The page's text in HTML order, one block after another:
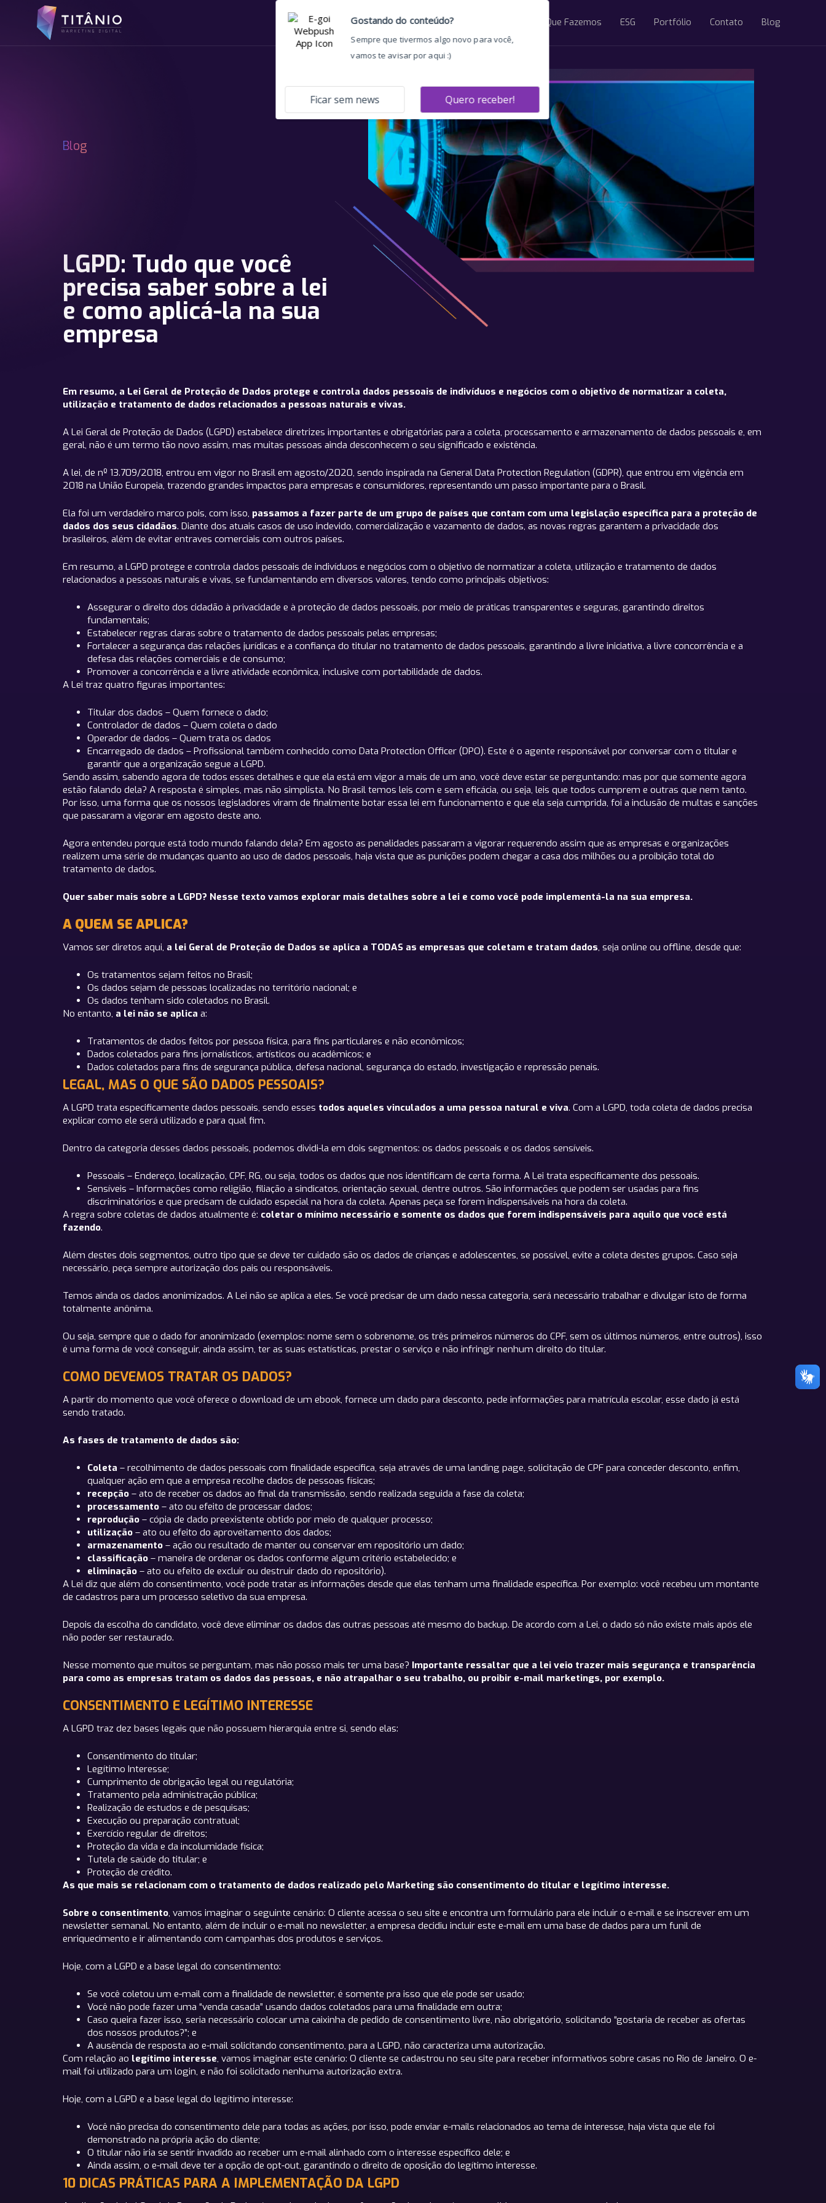
Home O Que Fazemos ESG Portfólio Contato Blog
Blog
LGPD: Tudo que você
precisa saber sobre a lei
e como aplicá-la na sua
empresa
Em resumo, a Lei Geral de Proteção de Dados protege e controla dados pessoais de indivíduos e negócios com o objetivo de normatizar a coleta,
utilização e tratamento de dados relacionados a pessoas naturais e vivas.
A Lei Geral de Proteção de Dados (LGPD) estabelece diretrizes importantes e obrigatórias para a coleta, processamento e armazenamento de dados pessoais e, em
geral, não é um termo tão novo assim, mas muitas pessoas ainda desconhecem o seu significado e existência.
A lei, de nº 13.709/2018, entrou em vigor no Brasil em agosto/2020, sendo inspirada na General Data Protection Regulation (GDPR), que entrou em vigência em
2018 na União Europeia, trazendo grandes impactos para empresas e consumidores, representando um passo importante para o Brasil.
Ela foi um verdadeiro marco pois, com isso, passamos a fazer parte de um grupo de países que contam com uma legislação específica para a proteção de
dados dos seus cidadãos. Diante dos atuais casos de uso indevido, comercialização e vazamento de dados, as novas regras garantem a privacidade dos
brasileiros, além de evitar entraves comerciais com outros países.
Em resumo, a LGPD protege e controla dados pessoais de indivíduos e negócios com o objetivo de normatizar a coleta, utilização e tratamento de dados
relacionados a pessoas naturais e vivas, se fundamentando em diversos valores, tendo como principais objetivos:
Assegurar o direito dos cidadão à privacidade e à proteção de dados pessoais, por meio de práticas transparentes e seguras, garantindo direitos
fundamentais;
Estabelecer regras claras sobre o tratamento de dados pessoais pelas empresas;
Fortalecer a segurança das relações jurídicas e a confiança do titular no tratamento de dados pessoais, garantindo a livre iniciativa, a livre concorrência e a
defesa das relações comerciais e de consumo;
Promover a concorrência e a livre atividade econômica, inclusive com portabilidade de dados.
A Lei traz quatro figuras importantes:
Titular dos dados – Quem fornece o dado;
Controlador de dados – Quem coleta o dado
Operador de dados – Quem trata os dados
Encarregado de dados – Profissional também conhecido como Data Protection Officer (DPO). Este é o agente responsável por conversar com o titular e
garantir que a organização segue a LGPD.
Sendo assim, sabendo agora de todos esses detalhes e que ela está em vigor a mais de um ano, você deve estar se perguntando: mas por que somente agora
estão falando dela? A resposta é simples, mas não simplista. No Brasil temos leis com e sem eficácia, ou seja, leis que todos cumprem e outras que nem tanto.
Por isso, uma forma que os nossos legisladores viram de finalmente botar essa lei em funcionamento e que ela seja cumprida, foi a inclusão de multas e sanções
que passaram a vigorar em agosto deste ano.
Agora entendeu porque está todo mundo falando dela? Em agosto as penalidades passaram a vigorar requerendo assim que as empresas e organizações
realizem uma série de mudanças quanto ao uso de dados pessoais, haja vista que as punições podem chegar a casa dos milhões ou a proibição total do
tratamento de dados.
Quer saber mais sobre a LGPD? Nesse texto vamos explorar mais detalhes sobre a lei e como você pode implementá-la na sua empresa.
A QUEM SE APLICA?
Vamos ser diretos aqui, a lei Geral de Proteção de Dados se aplica a TODAS as empresas que coletam e tratam dados, seja online ou offline, desde que:
Os tratamentos sejam feitos no Brasil;
Os dados sejam de pessoas localizadas no território nacional; e
Os dados tenham sido coletados no Brasil.
No entanto, a lei não se aplica a:
Tratamentos de dados feitos por pessoa física, para fins particulares e não econômicos;
Dados coletados para fins jornalísticos, artísticos ou acadêmicos; e
Dados coletados para fins de segurança pública, defesa nacional, segurança do estado, investigação e repressão penais.
LEGAL, MAS O QUE SÃO DADOS PESSOAIS?
A LGPD trata especificamente dados pessoais, sendo esses todos aqueles vinculados a uma pessoa natural e viva. Com a LGPD, toda coleta de dados precisa
explicar como ele será utilizado e para qual fim.
Dentro da categoria desses dados pessoais, podemos dividi-la em dois segmentos: os dados pessoais e os dados sensíveis.
Pessoais – Endereço, localização, CPF, RG, ou seja, todos os dados que nos identificam de certa forma. A Lei trata especificamente dos pessoais.
Sensíveis – Informações como religião, filiação a sindicatos, orientação sexual, dentre outros. São informações que podem ser usadas para fins
discriminatórios e que precisam de cuidado especial na hora da coleta. Apenas peça se forem indispensáveis na hora da coleta.
A regra sobre coletas de dados atualmente é: coletar o mínimo necessário e somente os dados que forem indispensáveis para aquilo que você está
fazendo.
Além destes dois segmentos, outro tipo que se deve ter cuidado são os dados de crianças e adolescentes, se possível, evite a coleta destes grupos. Caso seja
necessário, peça sempre autorização dos pais ou responsáveis.
Temos ainda os dados anonimizados. A Lei não se aplica a eles. Se você precisar de um dado nessa categoria, será necessário trabalhar e divulgar isto de forma
totalmente anônima.
Ou seja, sempre que o dado for anonimizado (exemplos: nome sem o sobrenome, os três primeiros números do CPF, sem os últimos números, entre outros), isso
é uma forma de você conseguir, ainda assim, ter as suas estatísticas, prestar o serviço e não infringir nenhum direito do titular.
COMO DEVEMOS TRATAR OS DADOS?
A partir do momento que você oferece o download de um ebook, fornece um dado para desconto, pede informações para matrícula escolar, esse dado já está
sendo tratado.
As fases de tratamento de dados são:
Coleta – recolhimento de dados pessoais com finalidade específica, seja através de uma landing page, solicitação de CPF para conceder desconto, enfim,
qualquer ação em que a empresa recolhe dados de pessoas físicas;
recepção – ato de receber os dados ao final da transmissão, sendo realizada seguida a fase da coleta;
processamento – ato ou efeito de processar dados;
reprodução – cópia de dado preexistente obtido por meio de qualquer processo;
utilização – ato ou efeito do aproveitamento dos dados;
armazenamento – ação ou resultado de manter ou conservar em repositório um dado;
classificação – maneira de ordenar os dados conforme algum critério estabelecido; e
eliminação – ato ou efeito de excluir ou destruir dado do repositório).
A Lei diz que além do consentimento, você pode tratar as informações desde que elas tenham uma finalidade específica. Por exemplo: você recebeu um montante
de cadastros para um processo seletivo da sua empresa.
Depois da escolha do candidato, você deve eliminar os dados das outras pessoas até mesmo do backup. De acordo com a Lei, o dado só não existe mais após ele
não poder ser restaurado.
Nesse momento que muitos se perguntam, mas não posso mais ter uma base? Importante ressaltar que a lei veio trazer mais segurança e transparência
para como as empresas tratam os dados das pessoas, e não atrapalhar o seu trabalho, ou proibir e-mail marketings, por exemplo.
CONSENTIMENTO E LEGÍTIMO INTERESSE
A LGPD traz dez bases legais que não possuem hierarquia entre si, sendo elas:
Consentimento do titular;
Legítimo Interesse;
Cumprimento de obrigação legal ou regulatória;
Tratamento pela administração pública;
Realização de estudos e de pesquisas;
Execução ou preparação contratual;
Exercício regular de direitos;
Proteção da vida e da incolumidade física;
Tutela de saúde do titular; e
Proteção de crédito.
As que mais se relacionam com o tratamento de dados realizado pelo Marketing são consentimento do titular e legítimo interesse.
Sobre o consentimento, vamos imaginar o seguinte cenário: O cliente acessa o seu site e encontra um formulário para ele incluir o e-mail e se inscrever em um
newsletter semanal. No entanto, além de incluir o e-mail no newsletter, a empresa decidiu incluir este e-mail em uma base de dados para um funil de
enriquecimento e ir alimentando com campanhas dos produtos e serviços.
Hoje, com a LGPD e a base legal do consentimento:
Se você coletou um e-mail com a finalidade de newsletter, é somente pra isso que ele pode ser usado;
Você não pode fazer uma “venda casada” usando dados coletados para uma finalidade em outra;
Caso queira fazer isso, seria necessário colocar uma caixinha de pedido de consentimento livre, não obrigatório, solicitando “gostaria de receber as ofertas
dos nossos produtos?”; e
A ausência de resposta ao e-mail solicitando consentimento, para a LGPD, não caracteriza uma autorização.
Com relação ao legítimo interesse, vamos imaginar este cenário: O cliente se cadastrou no seu site para receber informativos sobre casas no Rio de Janeiro. O e-
mail foi utilizado para um login, e não foi solicitado nenhuma autorização extra.
Hoje, com a LGPD e a base legal do legítimo interesse:
Você não precisa do consentimento dele para todas as ações, por isso, pode enviar e-mails relacionados ao tema de interesse, haja vista que ele foi
demonstrado na própria ação do cliente;
O titular não iria se sentir invadido ao receber um e-mail alinhado com o interesse específico dele; e
Ainda assim, o e-mail deve ter a opção de opt-out, garantindo o direito de oposição do legítimo interesse.
10 DICAS PRÁTICAS PARA A IMPLEMENTAÇÃO DA LGPD